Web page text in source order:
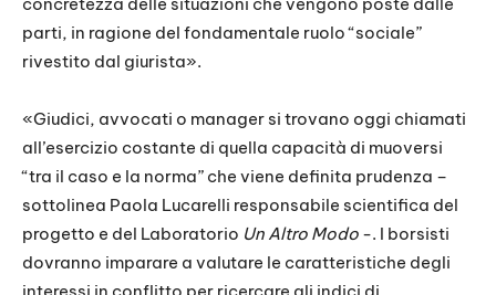
parti, in ragione del fondamentale ruolo “sociale”
rivestito dal giurista».
«Giudici, avvocati o manager si trovano oggi chiamati
all’esercizio costante di quella capacità di muoversi
“tra il caso e la norma” che viene definita prudenza –
sottolinea Paola Lucarelli responsabile scientifica del
progetto e del Laboratorio Un Altro Modo -. I borsisti
dovranno imparare a valutare le caratteristiche degli